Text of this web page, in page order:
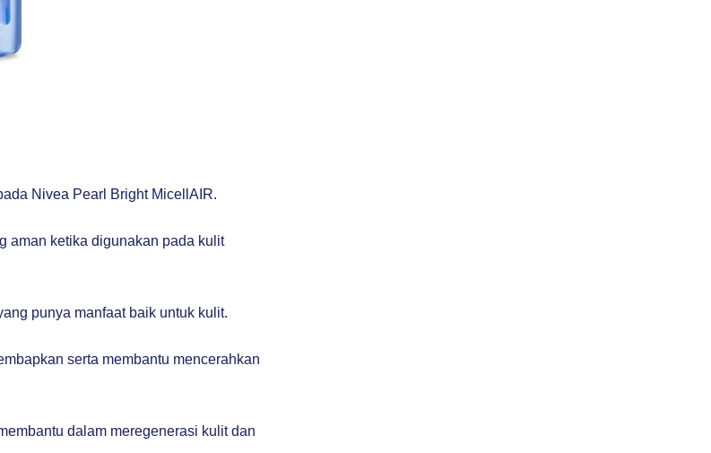
Nivea Pearl Bright MicellAIR.
aman ketika digunakan pada kulit
punya manfaat baik untuk kulit.
serta membantu mencerahkan
dalam meregenerasi kulit dan